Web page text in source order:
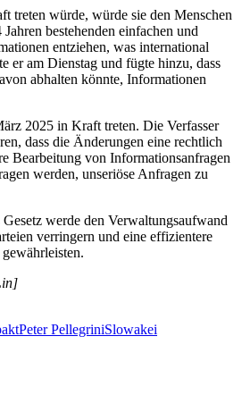
treten würde, würde sie den Menschen
bestehenden einfachen und
entziehen, was international
er am Dienstag und fügte hinzu, dass
abhalten könnte, Informationen
2025 in Kraft treten. Die Verfasser
dass die Änderungen eine rechtlich
Bearbeitung von Informationsanfragen
werden, unseriöse Anfragen zu
Gesetz werde den Verwaltungsaufwand
verringern und eine effizientere
Peter PellegriniSlowakei